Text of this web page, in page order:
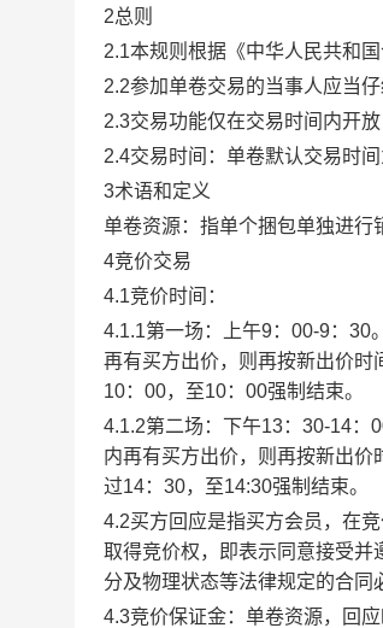
2总则
2.1本规则根据《中华人民共和国
2.2参加单卷交易的当事人应当
2.3交易功能仅在交易时间内开
2.4交易时间：单卷默认交易时
3术语和定义
单卷资源：指单个捆包单独进行
4竞价交易
4.1竞价时间：
4.1.1第一场：上午9：00-9：30
再有买方出价，则再按新出价时
10：00，至10：00强制结束。
4.1.2第二场：下午13：30-14：
内再有买方出价，则再按新出
过14：30，至14:30强制结束。
4.2买方回应是指买方会员，在
取得竞价权，即表示同意接受并
分及物理状态等法律规定的合同
4.3竞价保证金：单卷资源，回应